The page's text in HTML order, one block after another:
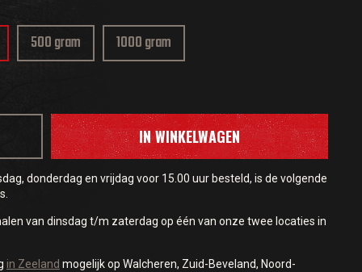
500 gram 1000 gram
IN WINKELWAGEN
donderdag en vrijdag voor 15.00 uur besteld, is de volgende
van dinsdag t/m zaterdag op één van onze twee locaties in
in Zeeland mogelijk op Walcheren, Zuid-Beveland, Noord-